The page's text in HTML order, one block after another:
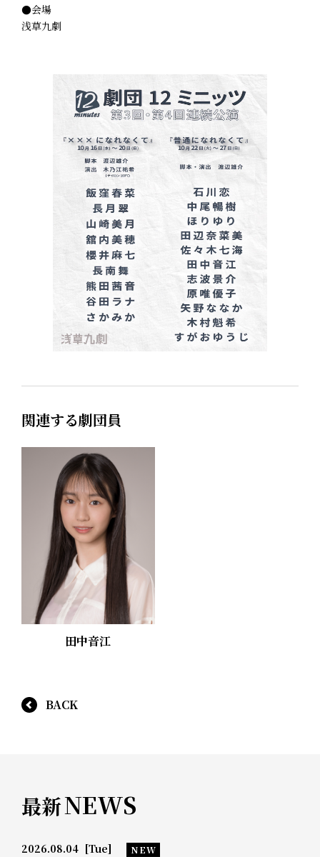
●会場
浅草九劇
関連する劇団員
田中音江
BACK
最新NEWS
2026.08.04 [Tue] NEW